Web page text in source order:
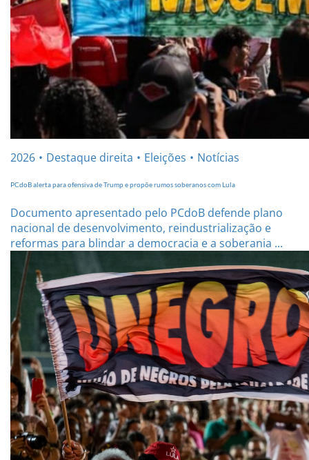
2026 Destaque direita Eleições Notícias
PCdoB alerta para ofensiva de Trump e propõe rumos soberanos com Lula
Documento apresentado pelo PCdoB defende plano
nacional de desenvolvimento, reindustrialização e
reformas para blindar a democracia e a soberania ...